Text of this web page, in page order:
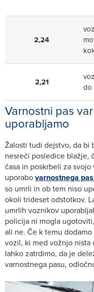
2,24
2,21
do
Varnostni pas
uporabljamo
Žalosti tudi dejstvo, da bi
nesreči posledice blažje,
časa in poskrbeli za
uporabovarnostnega
so umrli in ob tem niso
okoli trideset odstotkov.
umrlih voznikov
policija ni mogla
ali ne. Če k temu
vozil, ki med vožnjo nista
lahko zatrdimo, da je
varnostnega pasu,